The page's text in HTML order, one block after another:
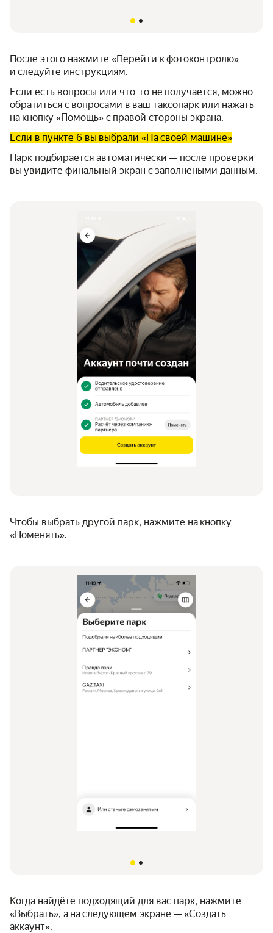
После этого нажмите «Перейти к фотоконтролю»
и следуйте инструкциям.
Если есть вопросы или что-то не получается, можно
обратиться с вопросами в ваш таксопарк или нажать
на кнопку «Помощь» с правой стороны экрана.
Если в пункте 6 вы выбрали «На своей машине»
Парк подбирается автоматически — после проверки
вы увидите финальный экран с заполнеными данным.
Чтобы выбрать другой парк, нажмите на кнопку
«Поменять».
Когда найдёте подходящий для вас парк, нажмите
«Выбрать», а на следующем экране — «Создать
аккаунт».